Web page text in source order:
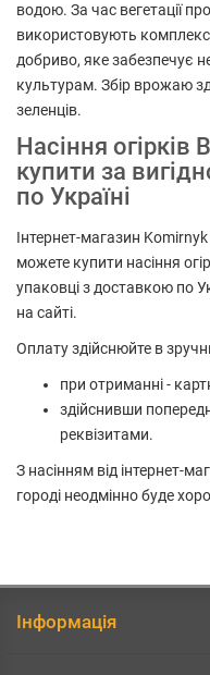
водою. За час вегетації
використовують
добриво, яке забезпечує
культурам. Збір врожаю
зеленців.
Насіння
купити за
по Україні
Інтернет-магазин
можете купити насіння
упаковці з доставкою по
на сайті.
Оплату здійснюйте в
при отриманні -
здійснивши
реквізитами.
З насінням від інтернет-
городі неодмінно буде
Інформація